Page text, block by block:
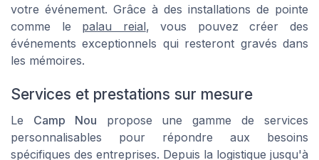
votre événement. Grâce à des installations de pointe
comme le palau reial, vous pouvez créer des
événements exceptionnels qui resteront gravés dans
les mémoires.
Services et prestations sur mesure
Le Camp Nou propose une gamme de services
personnalisables pour répondre aux besoins
spécifiques des entreprises. Depuis la logistique jusqu'à